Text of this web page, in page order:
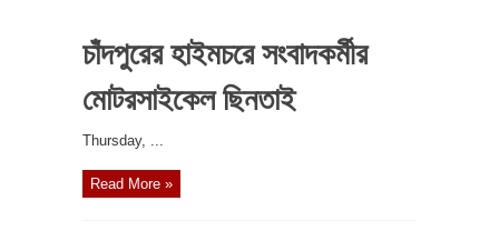
চাঁদপুরের হাইমচরে সংবাদকর্মীর
মোটরসাইকেল ছিনতাই
‎Thursday, ...
Read More »